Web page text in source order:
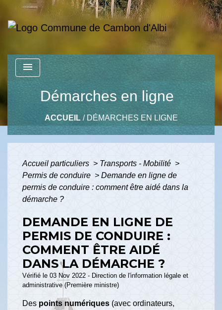
menu
Démarches en ligne
ACCUEIL/ DÉMARCHES EN LIGNE
Accueil particuliers > Transports - Mobilité >
Permis de conduire > Demande en ligne de
permis de conduire : comment être aidé dans la
démarche ?
DEMANDE EN LIGNE DE
PERMIS DE CONDUIRE :
COMMENT ÊTRE AIDÉ
DANS LA DÉMARCHE ?
Vérifié le 03 Nov 2022 - Direction de l'information légale et
administrative (Première ministre)
Des points numériques (avec ordinateurs,